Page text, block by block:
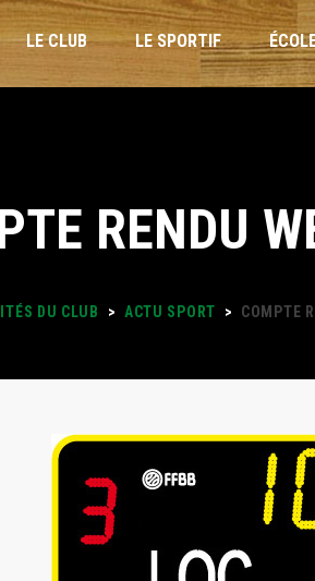
LE CLUB LE SPORTIF
VACANCES
DES ENTRAÎNEMENTS
RENDU
DU CLUB > ACTU SPORT > COMPTE